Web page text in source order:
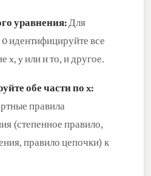
уравнения:Для
идентифицируйте все
x, y или и то, и другое.
обе части по x:
правила
(степенное правило,
правило цепочки) к